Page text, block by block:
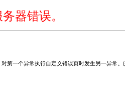
器错误。
第一个异常执行自定义错误页时发生另一异常。